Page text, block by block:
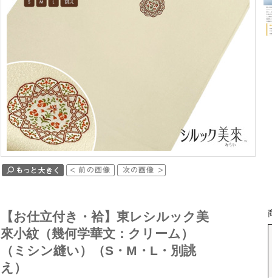
【お仕立付き・袷】東レシルック美
來小紋（幾何学華文：クリーム）
（ミシン縫い）（S・M・L・別誂
え）